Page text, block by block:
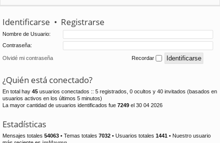
Identificarse • Registrarse
Nombre de Usuario:
Contraseña:
Olvidé mi contraseña Recordar
¿Quién está conectado?
En total hay 45 usuarios conectados :: 5 registrados, 0 ocultos y 40 invitados (basados en
usuarios activos en los últimos 5 minutos)
La mayor cantidad de usuarios identificados fue 7249 el 30 04 2026
Estadísticas
Mensajes totales 54063 • Temas totales 7032 • Usuarios totales 1441 • Nuestro usuario